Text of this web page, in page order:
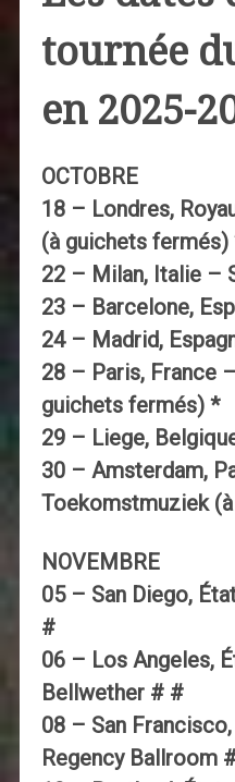
tournée
en 2025-
OCTOBRE
18 – Londres,
(à guichets fermés)
22 – Milan, Italie –
23 – Barcelone,
24 – Madrid,
28 – Paris, France
guichets fermés) *
29 – Liege,
30 – Amsterdam,
Toekomstmuziek
NOVEMBRE
05 – San Diego,
#
06 – Los Angeles,
Bellwether # #
08 – San
Regency Ballroom